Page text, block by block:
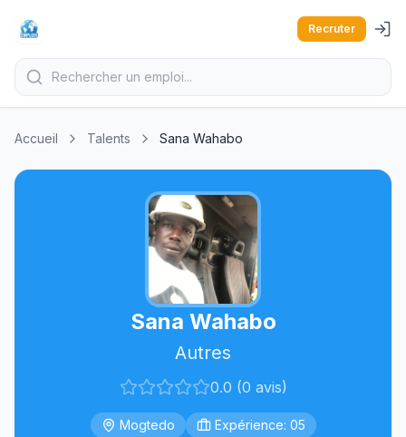
Recruter
Accueil Talents Sana Wahabo
Sana Wahabo
Autres
0.0 (0 avis)
Mogtedo
Expérience: 05